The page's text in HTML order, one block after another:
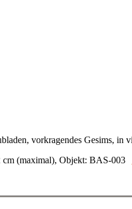
vorkragendes Gesims, in
cm (maximal), Objekt: BAS-003